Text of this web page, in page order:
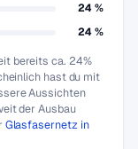
24 %
24 %
bereits ca. 24%
hast du mit
Aussichten
der Ausbau
Glasfasernetz in